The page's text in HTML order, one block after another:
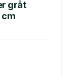
gråt